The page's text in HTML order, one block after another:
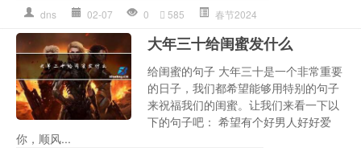
dns 02-07 0 585 春节2024
大年三十给闺蜜发什么
给闺蜜的句子 大年三十是一个非常重要
的日子，我们都希望能够用特别的句子
来祝福我们的闺蜜。让我们来看一下以
下的句子吧： 希望有个好男人好好爱
你，顺风...